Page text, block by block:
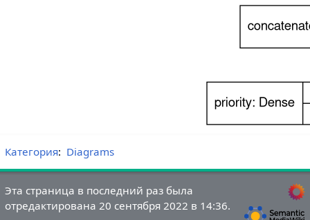
Категория: Diagrams
Эта страница в последний раз была
отредактирована 20 сентября 2022 в 14:36.